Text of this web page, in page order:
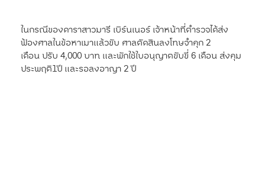
ในกรณีของดาราสาวมารี เบิร์นเนอร์ เจ้าหน้าที่ตำรวจได้ส่ง
ฟ้องศาลในข้อหาเมาแล้วขับ ศาลตัดสินลงโทษจำคุก 2
เดือนปรับ 4,000 บาท และพักใช้ใบอนุญาตขับขี่ 6 เดือน ส่งคุม
ประพฤติ1ปี และรอลงอาญา 2 ปี